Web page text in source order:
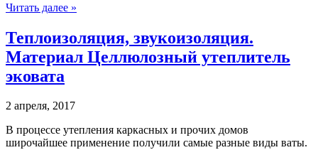
Читать далее »
Теплоизоляция, звукоизоляция.
Материал Целлюлозный утеплитель
эковата
2 апреля, 2017
В процессе утепления каркасных и прочих домов
широчайшее применение получили самые разные виды ваты.